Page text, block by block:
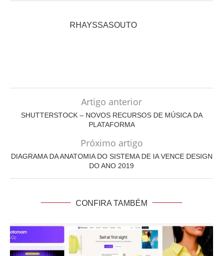
RHAYSSASOUTO
Artigo anterior
SHUTTERSTOCK – NOVOS RECURSOS DE MÚSICA DA
PLATAFORMA
Próximo artigo
DIAGRAMA DA ANATOMIA DO SISTEMA DE IA VENCE DESIGN
DO ANO 2019
CONFIRA TAMBÉM